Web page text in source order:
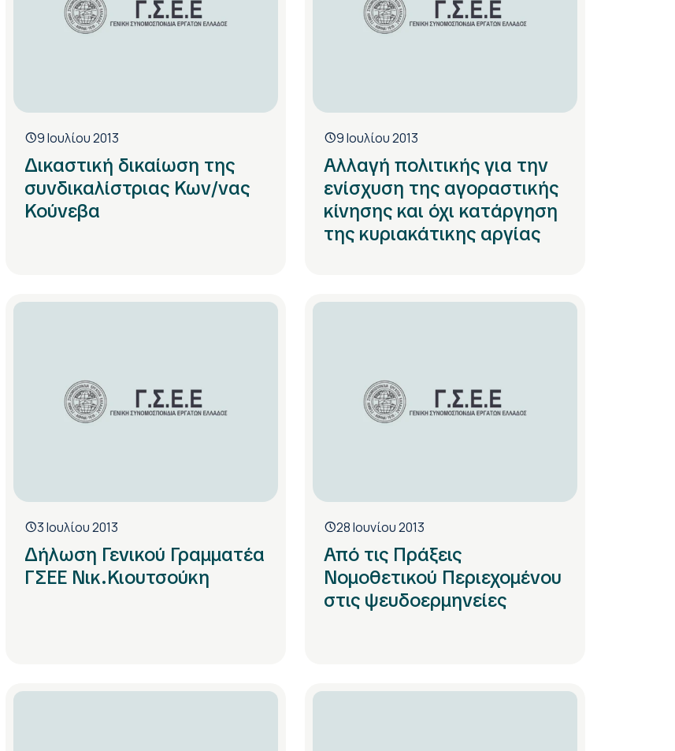
9 Ιουλίου 2013
Δικαστική δικαίωση της
συνδικαλίστριας Κων/νας
Κούνεβα
9 Ιουλίου 2013
Αλλαγή πολιτικής για την
ενίσχυση της αγοραστικής
κίνησης και όχι κατάργηση
της κυριακάτικης αργίας
3 Ιουλίου 2013
Δήλωση Γενικού Γραμματέα
ΓΣΕΕ Νικ.Κιουτσούκη
28 Ιουνίου 2013
Από τις Πράξεις
Νομοθετικού Περιεχομένου
στις ψευδοερμηνείες